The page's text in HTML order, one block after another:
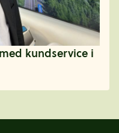
kundservice i